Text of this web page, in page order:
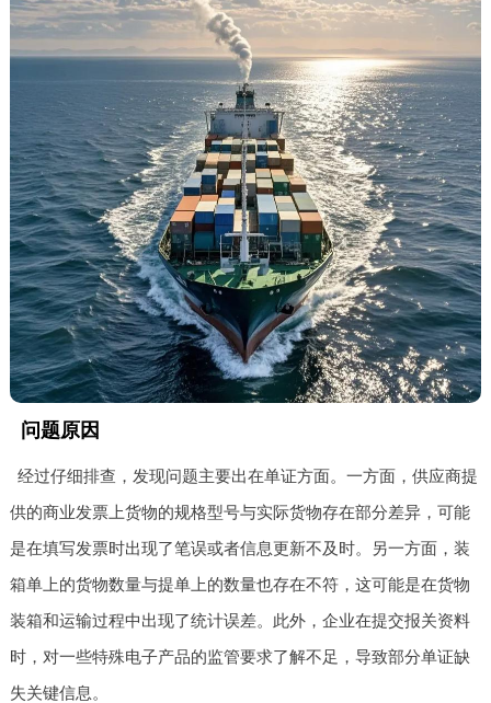
问题原因
经过仔细排查，发现问题主要出在单证方面。一方面，供应商提
供的商业发票上货物的规格型号与实际货物存在部分差异，可能
是在填写发票时出现了笔误或者信息更新不及时。另一方面，装
箱单上的货物数量与提单上的数量也存在不符，这可能是在货物
装箱和运输过程中出现了统计误差。此外，企业在提交报关资料
时，对一些特殊电子产品的监管要求了解不足，导致部分单证缺
失关键信息。